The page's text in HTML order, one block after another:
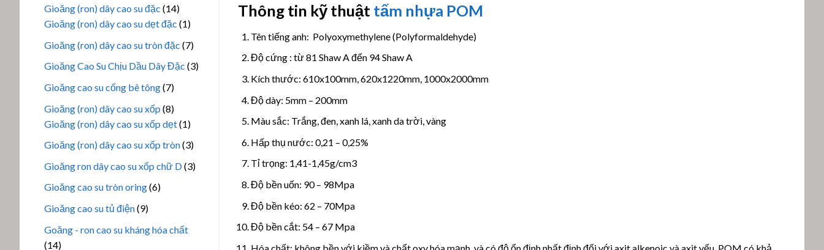
sản
phẩm
Gioăng (ron) dây cao su đặc 1414
sản
Gioăng (ron) dây cao su dẹt đặc 11
phẩm
Gioăng (ron) dây cao su tròn đặc 77
sản
phẩm
Gioăng Cao Su Chịu Dầu Dây Đặc 33
Gioăng cao su cống bê tông 77
phẩm
Gioăng (ron) dây cao su xốp 88
sản
Gioăng (ron) dây cao su xốp dẹt 11
phẩm
Gioăng (ron) dây cao su xốp tròn 33
phẩm
Gioăng ron dây cao su xốp chữ D 33
Gioăng cao su tròn oring 66
Gioăng cao su tủ điện 99
phẩm
Goăng - ron cao su kháng hóa chất
1414
Thông tin kỹ thuật tấm nhựa POM
Tên tiếng anh: Polyoxymethylene (Polyformaldehyde)
Độ cứng : từ 81 Shaw A đến 94 Shaw A
Kích thước: 610x100mm, 620x1220mm, 1000x2000mm
Độ dày: 5mm – 200mm
Màu sắc: Trắng, đen, xanh lá, xanh da trời, vàng
Hấp thụ nước: 0,21 – 0,25%
Tỉ trọng: 1,41-1,45g/cm3
Độ bền uốn: 90 – 98Mpa
Độ bền kéo: 62 – 70Mpa
Độ bền cắt: 54 – 67 Mpa